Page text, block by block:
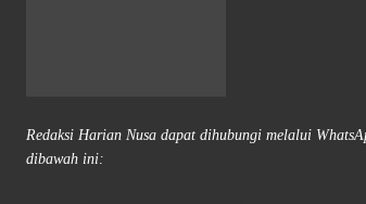
Redaksi Harian Nusa dapat dihubungi melalui
dibawah ini: